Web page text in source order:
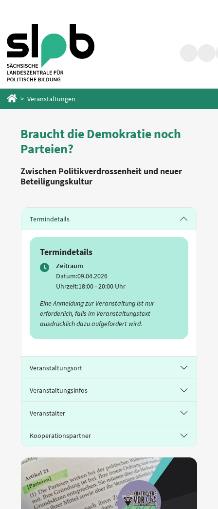
springen
springen
Startseite
Veranstaltungen
Braucht die Demokratie noch
Parteien?
Zwischen Politikverdrossenheit und neuer
Beteiligungskultur
Termindetails
Termindetails
Zeitraum
Datum:09.04.2026
Uhrzeit:18:00 - 20:00 Uhr
Eine Anmeldung zur Veranstaltung ist nur
erforderlich, falls im Veranstaltungstext
ausdrücklich dazu aufgefordert wird.
Veranstaltungsort
Veranstaltungsinfos
Veranstalter
Kooperationspartner